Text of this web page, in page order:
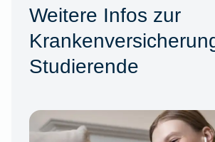
Weitere Infos zur
Studierende